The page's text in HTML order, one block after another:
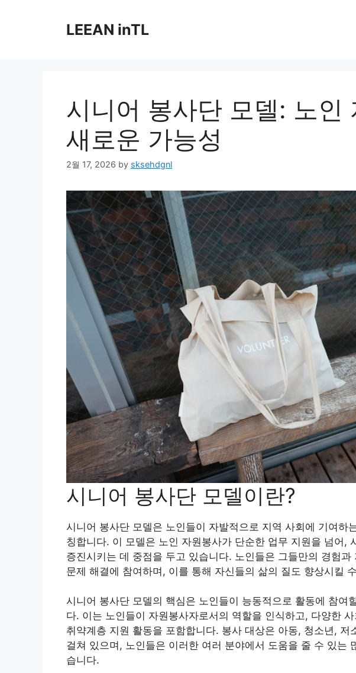
LEEAN inTL
시니어 봉사단 모델: 노인
새로운 가능성
2월 17, 2026 by sksehdgnl
시니어 봉사단 모델이란?
시니어 봉사단 모델은 노인들이 자발적으로 지역 사회에 기여하
칭합니다. 이 모델은 노인 자원봉사가 단순한 업무 지원을 넘어,
증진시키는 데 중점을 두고 있습니다. 노인들은 그들만의 경험
문제 해결에 참여하며, 이를 통해 자신들의 삶의 질도 향상시킬
시니어 봉사단 모델의 핵심은 노인들이 능동적으로 활동에 참여
다. 이는 노인들이 자원봉사자로서의 역할을 인식하고, 다양한
취약계층 지원 활동을 포함합니다. 봉사 대상은 아동, 청소년, 저
걸쳐 있으며, 노인들은 이러한 여러 분야에서 도움을 줄 수 있는
습니다.